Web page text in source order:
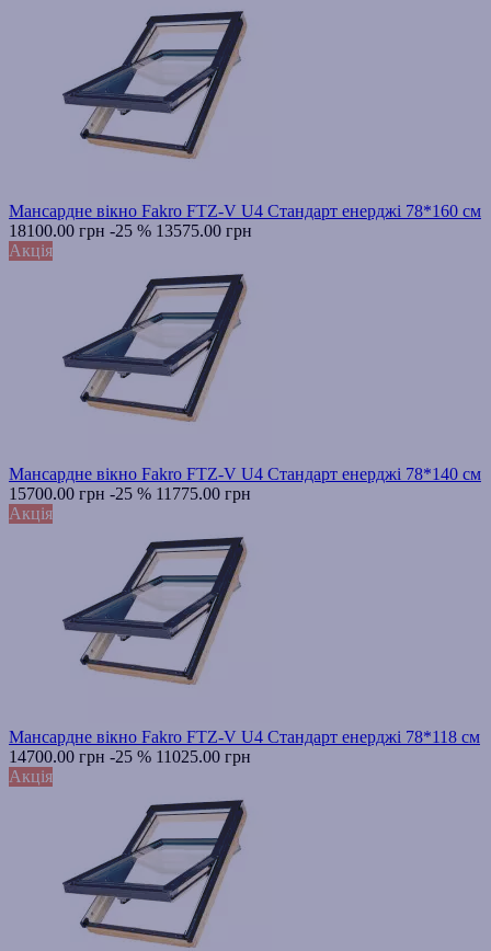
Мансардне вікно Fakro FTZ-V U4 Стандарт енерджі 78*160 см
18100.00 грн -25 % 13575.00 грн
Акція
Мансардне вікно Fakro FTZ-V U4 Стандарт енерджі 78*140 см
15700.00 грн -25 % 11775.00 грн
Акція
Мансардне вікно Fakro FTZ-V U4 Стандарт енерджі 78*118 см
14700.00 грн -25 % 11025.00 грн
Акція